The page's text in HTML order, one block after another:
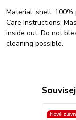
Material:shell: 100%
Care Instructions:
inside out. Do not
cleaning possible.
Nově